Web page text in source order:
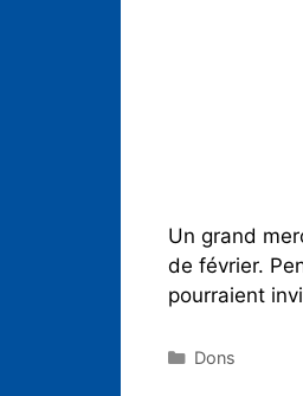
Un grand
de février.
pourraient
Dons